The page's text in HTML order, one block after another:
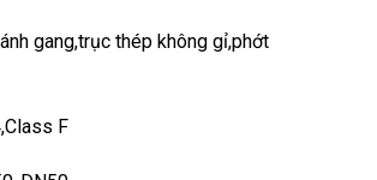
gang,trục thép không gỉ,phớt
F